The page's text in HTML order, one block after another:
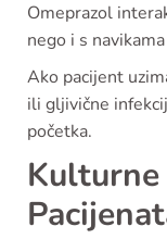
Omeprazol
nego i s
Ako pacijent
ili gljivične
početka.
Kulturne